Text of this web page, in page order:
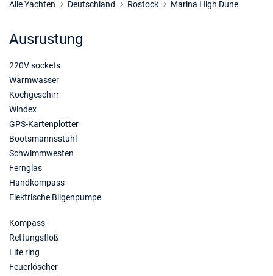
Alle Yachten Deutschland Rostock Marina High Dune
Ausrustung
220V sockets
Warmwasser
Kochgeschirr
Windex
GPS-Kartenplotter
Bootsmannsstuhl
Schwimmwesten
Fernglas
Handkompass
Elektrische Bilgenpumpe
Kompass
Rettungsfloß
Life ring
Feuerlöscher